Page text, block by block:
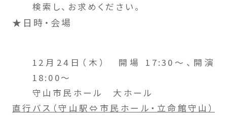
検索し、お求めください。
★日時・会場
12月24日（木） 開場 17:30～、開演
18:00～
守山市民ホール 大ホール
直行バス（守山駅⇔市民ホール・立命館守山）